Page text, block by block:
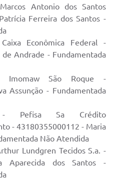
Antonio dos Santos
Ferreira dos Santos -
Econômica Federal -
Andrade - Fundamentada
- Imomaw São Roque -
Assunção - Fundamentada
- Pefisa Sa Crédito
- 43180355000112 - Maria
Não Atendida
Lundgren Tecidos S.a. -
Aparecida dos Santos -